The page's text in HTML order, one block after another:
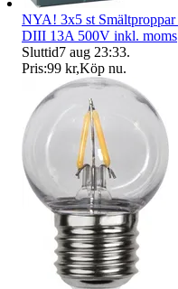
NYA! 3x5 st
DIII 13A 500V inkl. moms
Sluttid7 aug 23:33.
Pris:99 kr,Köp nu.